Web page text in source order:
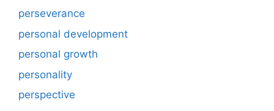
perseverance
personal development
personal growth
personality
perspective